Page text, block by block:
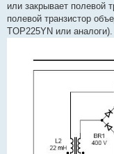
или закрывает полевой
полевой транзистор
TOP225YN или аналоги).